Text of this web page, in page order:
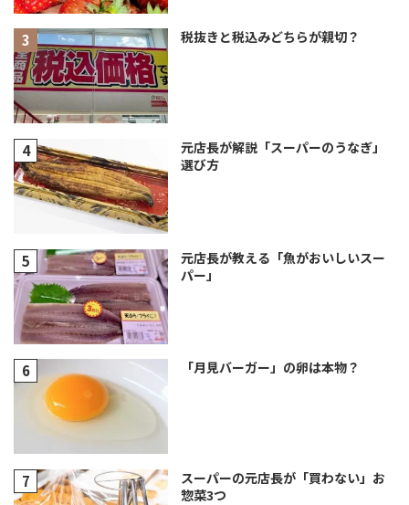
税抜きと税込みどちらが親切？
元店長が解説「スーパーのうなぎ」
選び方
元店長が教える「魚がおいしいスー
パー」
「月見バーガー」の卵は本物？
スーパーの元店長が「買わない」お
惣菜3つ